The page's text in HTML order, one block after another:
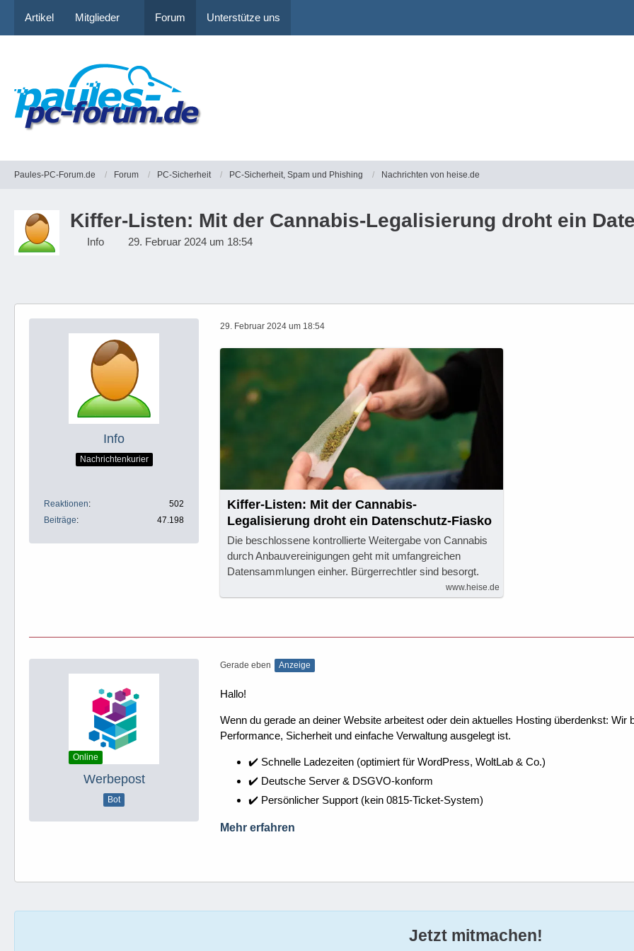
Artikel Mitglieder Forum Unterstütze uns
Paules-PC-Forum.de Forum PC-Sicherheit PC-Sicherheit, Spam und Phishing Nachrichten von heise.de
Kiffer-Listen: Mit der Cannabis-Legalisierung droht ein
Info 29. Februar 2024 um 18:54
Info
Nachrichtenkurier
Reaktionen
502
Beiträge
47.198
29. Februar 2024 um 18:54
Kiffer-Listen: Mit der Cannabis-
Legalisierung droht ein Datenschutz-Fiasko
Die beschlossene kontrollierte Weitergabe von Cannabis
durch Anbauvereinigungen geht mit umfangreichen
Datensammlungen einher. Bürgerrechtler sind besorgt.
www.heise.de
Online
Werbepost
Bot
Gerade eben Anzeige
Hallo!
Wenn du gerade an deiner Website arbeitest oder dein aktuelles Hosting überdenkst:
Performance, Sicherheit und einfache Verwaltung ausgelegt ist.
✔️ Schnelle Ladezeiten (optimiert für WordPress, WoltLab & Co.)
✔️ Deutsche Server & DSGVO-konform
✔️ Persönlicher Support (kein 0815-Ticket-System)
Mehr erfahren
Jetzt mitmachen!